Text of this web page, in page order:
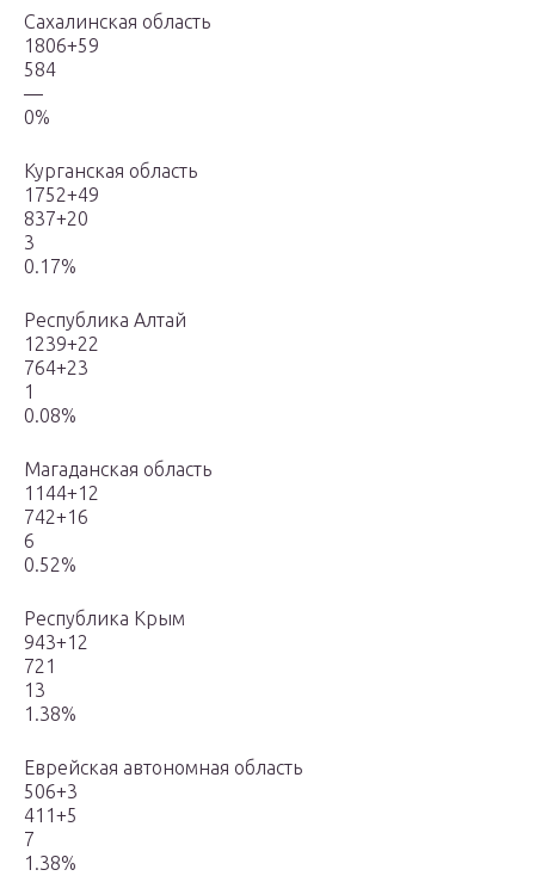
Сахалинская область
1806+59
584
—
0%
Курганская область
1752+49
837+20
3
0.17%
Республика Алтай
1239+22
764+23
1
0.08%
Магаданская область
1144+12
742+16
6
0.52%
Республика Крым
943+12
721
13
1.38%
Еврейская автономная область
506+3
411+5
7
1.38%